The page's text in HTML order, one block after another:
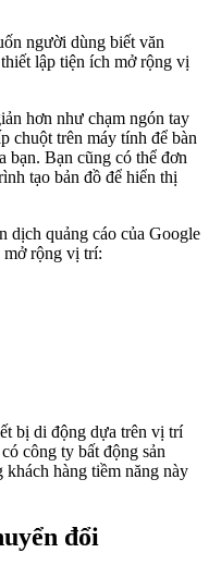
người dùng biết văn
lập tiện ích mở rộng vị
hơn như chạm ngón tay
chuột trên máy tính để bàn
bạn. Bạn cũng có thể đơn
tạo bản đồ để hiển thị
dịch quảng cáo của Google
mở rộng vị trí:
bị di động dựa trên vị trí
công ty bất động sản
hàng tiềm năng này
đổi